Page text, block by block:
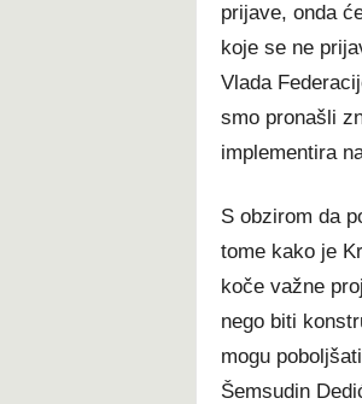
prijave, onda
koje se ne
Vlada
smo pronašli
implementira
S obzirom da
tome kako je
koče važne
nego biti
mogu
Šemsudin